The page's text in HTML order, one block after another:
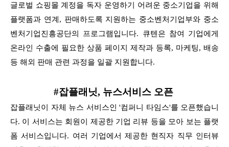
글로벌 쇼핑몰 계정을 독자 운영하기 어려운 중소기업을 위해
플랫폼과 연계, 판매하도록 지원하는 중소벤처기업부와 중소
벤처기업진흥공단의 프로그램입니다. 큐텐은 참여 기업에게
온라인 수출에 필요한 상품 페이지 제작과 등록, 마케팅, 배송
등 해외 판매 관련 과정을 일괄 지원합니다.
#잡플래닛, 뉴스서비스 오픈
잡플래닛이 자체 뉴스 서비스인 '컴퍼니 타임스'를 오픈했습니
다. 이 서비스는 회원이 제공한 기업 리뷰 등을 모아 보는 플랫
폼 서비스입니다. 여러 기업에서 제공한 현직자 직무 인터뷰